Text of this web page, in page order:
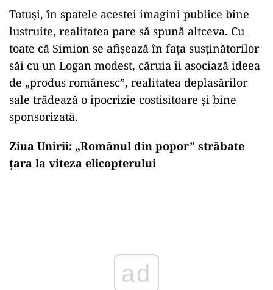
Totuși, în spatele acestei imagini publice bine
lustruite, realitatea pare să spună altceva. Cu
toate că Simion se afișează în fața susținătorilor
săi cu un Logan modest, căruia îi asociază ideea
de „produs românesc”, realitatea deplasărilor
sale trădează o ipocrizie costisitoare și bine
sponsorizată.
Ziua Unirii: „Românul din popor” străbate
țara la viteza elicopterului